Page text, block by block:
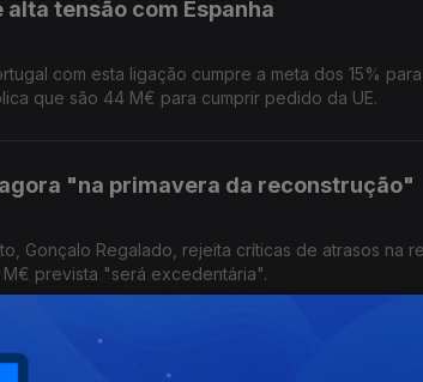
tensão com Espanha
com esta ligação cumpre a meta dos 15%
que são 44 M€ para cumprir pedido da UE.
"na primavera da reconstrução"
Gonçalo Regalado, rejeita críticas de atrasos na
prevista "será excedentária".
melhor, mas não resolvida